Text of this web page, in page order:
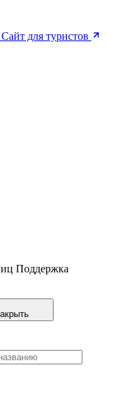
Сайт для туристов
Поддержка